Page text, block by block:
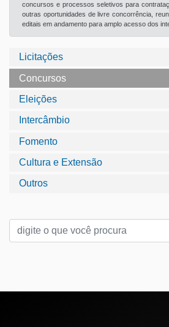
Licitações
Concursos
Eleições
Intercâmbio
Fomento
Cultura e Extensão
Outros
concursos e processos seletivos para
outras oportunidades de livre concorrência,
editais em andamento para amplo acesso dos